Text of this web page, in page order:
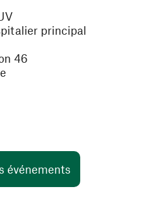
principal
46
événements